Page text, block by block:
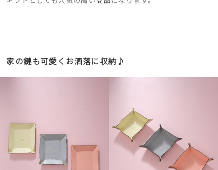
家の鍵も可愛くお洒落に収納♪